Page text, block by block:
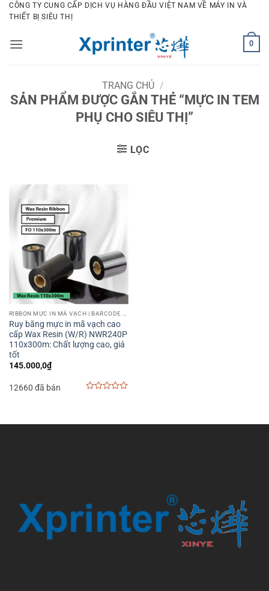
Bỏ
qua
dung
CÔNG TY CUNG CẤP DỊCH VỤ HÀNG ĐẦU VIỆT NAM VỀ MÁY IN VÀ
THIẾT BỊ SIÊU THỊ
0
TRANG CHỦ /
SẢN PHẨM ĐƯỢC GẮN THẺ “MỰC IN TEM
PHỤ CHO SIÊU THỊ”
LỌC
Ruy băng mực in mã vạch cao
cấp Wax Resin (W/R) NWR240P
110x300m: Chất lượng cao, giá
tốt
145.000,0₫
12660 đã bán
5